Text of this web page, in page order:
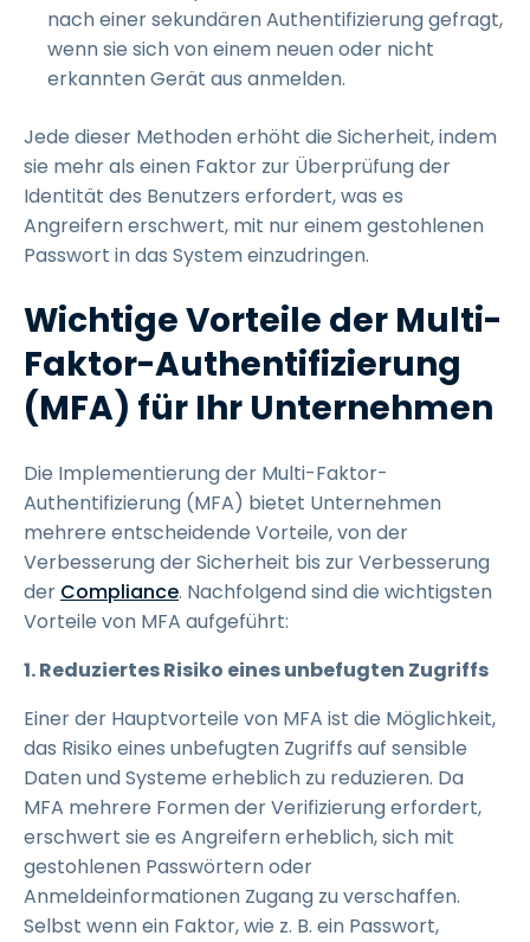
nach einer sekundären Authentifizierung gefragt,
wenn sie sich von einem neuen oder nicht
erkannten Gerät aus anmelden.
Jede dieser Methoden erhöht die Sicherheit, indem
sie mehr als einen Faktor zur Überprüfung der
Identität des Benutzers erfordert, was es
Angreifern erschwert, mit nur einem gestohlenen
Passwort in das System einzudringen.
Wichtige Vorteile der Multi-
Faktor-Authentifizierung
(MFA) für Ihr Unternehmen
Die Implementierung der Multi-Faktor-
Authentifizierung (MFA) bietet Unternehmen
mehrere entscheidende Vorteile, von der
Verbesserung der Sicherheit bis zur Verbesserung
der Compliance. Nachfolgend sind die wichtigsten
Vorteile von MFA aufgeführt:
1. Reduziertes Risiko eines unbefugten Zugriffs
Einer der Hauptvorteile von MFA ist die Möglichkeit,
das Risiko eines unbefugten Zugriffs auf sensible
Daten und Systeme erheblich zu reduzieren. Da
MFA mehrere Formen der Verifizierung erfordert,
erschwert sie es Angreifern erheblich, sich mit
gestohlenen Passwörtern oder
Anmeldeinformationen Zugang zu verschaffen.
Selbst wenn ein Faktor, wie z. B. ein Passwort,